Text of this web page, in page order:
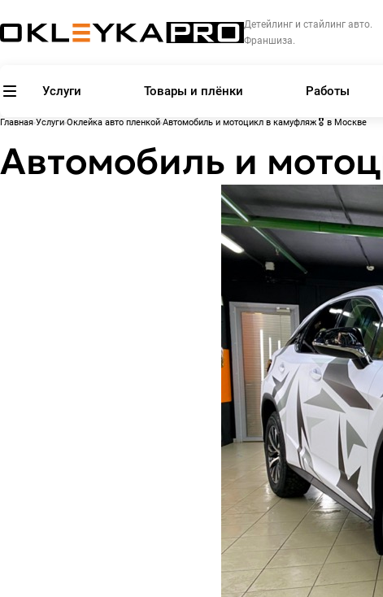
Детейлинг и стайлинг авто.
Франшиза.
Услуги Товары и плёнки Работы
Главная Услуги Оклейка авто пленкой Автомобиль и мотоцикл в камуфляж 🎖 в Москве
Автомобиль и